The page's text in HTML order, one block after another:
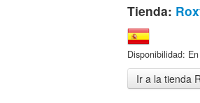
Tienda:
Disponibilidad:
Ir a la tienda